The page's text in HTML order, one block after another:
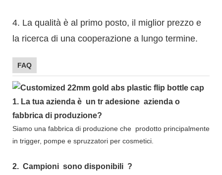
4. La qualità è al primo posto, il miglior prezzo e
la ricerca di una cooperazione a lungo termine.
FAQ
1. La tua azienda è un tr adesione azienda o
fabbrica di produzione?
Siamo una fabbrica di produzione che prodotto principalmente
in trigger, pompe e spruzzatori per cosmetici.
2. Campioni sono disponibili ?